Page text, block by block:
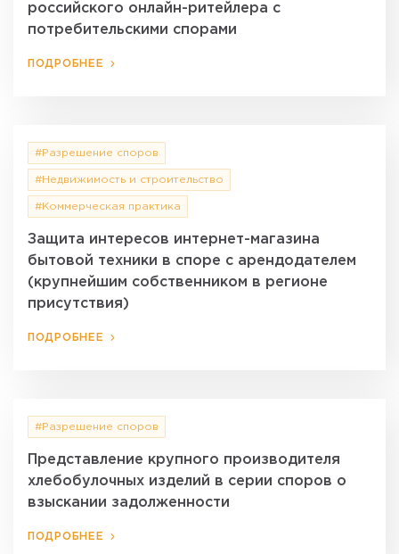
российского онлайн-ритейлера с
потребительскими спорами
ПОДРОБНЕЕ
#Разрешение споров
#Недвижимость и строительство
#Коммерческая практика
Защита интересов интернет-магазина
бытовой техники в споре с арендодателем
(крупнейшим собственником в регионе
присутствия)
ПОДРОБНЕЕ
#Разрешение споров
Представление крупного производителя
хлебобулочных изделий в серии споров о
взыскании задолженности
ПОДРОБНЕЕ